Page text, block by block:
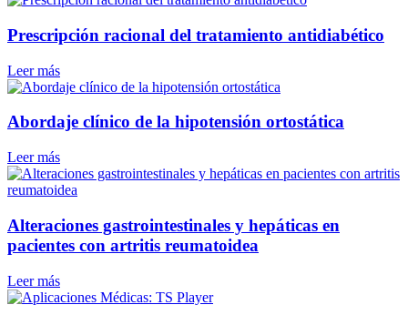
Prescripción racional del tratamiento antidiabético
Leer más
Abordaje clínico de la hipotensión ortostática
Leer más
Alteraciones gastrointestinales y hepáticas en
pacientes con artritis reumatoidea
Leer más